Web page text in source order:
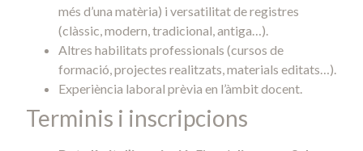
més d’una matèria) i versatilitat de registres
(clàssic, modern, tradicional, antiga…).
Altres habilitats professionals (cursos de
formació, projectes realitzats, materials editats…).
Experiència laboral prèvia en l’àmbit docent.
Terminis i inscripcions